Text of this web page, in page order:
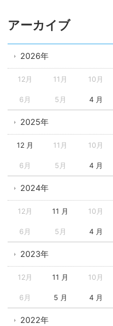
アーカイブ
2026年
12月 11月 10月
6月 5月 4 月
2025年
12 月 11月 10月
6月 5月 4 月
2024年
12月 11 月 10月
6月 5月 4 月
2023年
12月 11 月 10月
6月 5 月 4 月
2022年